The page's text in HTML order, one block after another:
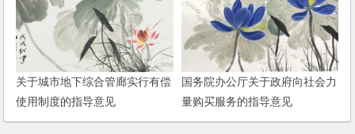
关于城市地下综合管廊实行有偿
使用制度的指导意见
国务院办公厅关于政府向社会力
量购买服务的指导意见